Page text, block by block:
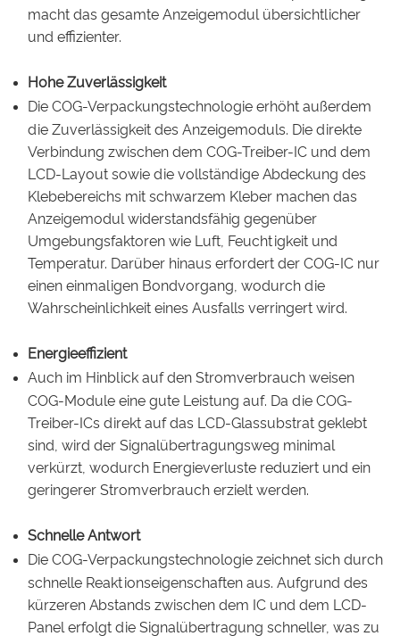
macht das gesamte Anzeigemodul übersichtlicher
und effizienter.
Hohe Zuverlässigkeit
Die COG-Verpackungstechnologie erhöht außerdem
die Zuverlässigkeit des Anzeigemoduls. Die direkte
Verbindung zwischen dem COG-Treiber-IC und dem
LCD-Layout sowie die vollständige Abdeckung des
Klebebereichs mit schwarzem Kleber machen das
Anzeigemodul widerstandsfähig gegenüber
Umgebungsfaktoren wie Luft, Feuchtigkeit und
Temperatur. Darüber hinaus erfordert der COG-IC nur
einen einmaligen Bondvorgang, wodurch die
Wahrscheinlichkeit eines Ausfalls verringert wird.
Energieeffizient
Auch im Hinblick auf den Stromverbrauch weisen
COG-Module eine gute Leistung auf. Da die COG-
Treiber-ICs direkt auf das LCD-Glassubstrat geklebt
sind, wird der Signalübertragungsweg minimal
verkürzt, wodurch Energieverluste reduziert und ein
geringerer Stromverbrauch erzielt werden.
Schnelle Antwort
Die COG-Verpackungstechnologie zeichnet sich durch
schnelle Reaktionseigenschaften aus. Aufgrund des
kürzeren Abstands zwischen dem IC und dem LCD-
Panel erfolgt die Signalübertragung schneller, was zu